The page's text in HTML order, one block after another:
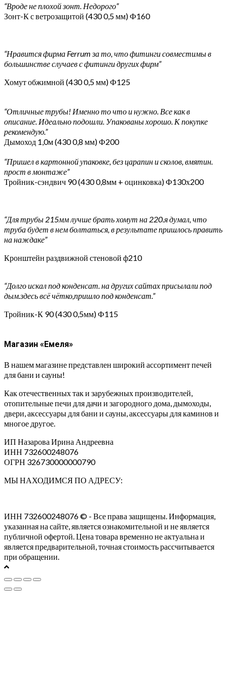
“Вроде не плохой зонт. Недорого”
Зонт-К с ветрозащитой (430 0,5 мм) Ф160
“Нравится фирма Ferrum за то, что фитинги совместимы в
большинстве случаев с фитинги других фирм”
Хомут обжимной (430 0,5 мм) Ф125
“Отличные трубы! Именно то что и нужно. Все как в
описание. Идеально подошли. Упакованы хорошо. К покупке
рекомендую.”
Дымоход 1,0м (430 0,8 мм) Ф200
“Пришел в картонной упаковке, без царапин и сколов, вмятин.
прост в монтаже”
Тройник-сэндвич 90 (430 0,8мм + оцинковка) Ф130х200
“Для трубы 215мм лучше брать хомут на 220.я думал, что
труба будет в нем болтаться, в результате пришлось править
на наждаке”
Кронштейн раздвижной стеновой ф210
“Долго искал под конденсат. на других сайтах присылали под
дым.здесь всё чётко,пришло под конденсат.”
Тройник-К 90 (430 0,5мм) Ф115
Магазин «Емеля»
В нашем магазине представлен широкий ассортимент печей
для бани и сауны!
Как отечественных так и зарубежных производителей,
отопительные печи для дачи и загородного дома, дымоходы,
двери, аксессуары для бани и сауны, аксессуары для каминов и
многое другое.
ИП Назарова Ирина Андреевна⁠
ИНН 732600248076
ОГРН 326730000000790
МЫ НАХОДИМСЯ ПО АДРЕСУ:
ИНН 732600248076 © - Все права защищены. Информация,
указанная на сайте, является ознакомительной и не является
публичной офертой. Цена товара временно не актуальна и
является предварительной, точная стоимость рассчитывается
при обращении.